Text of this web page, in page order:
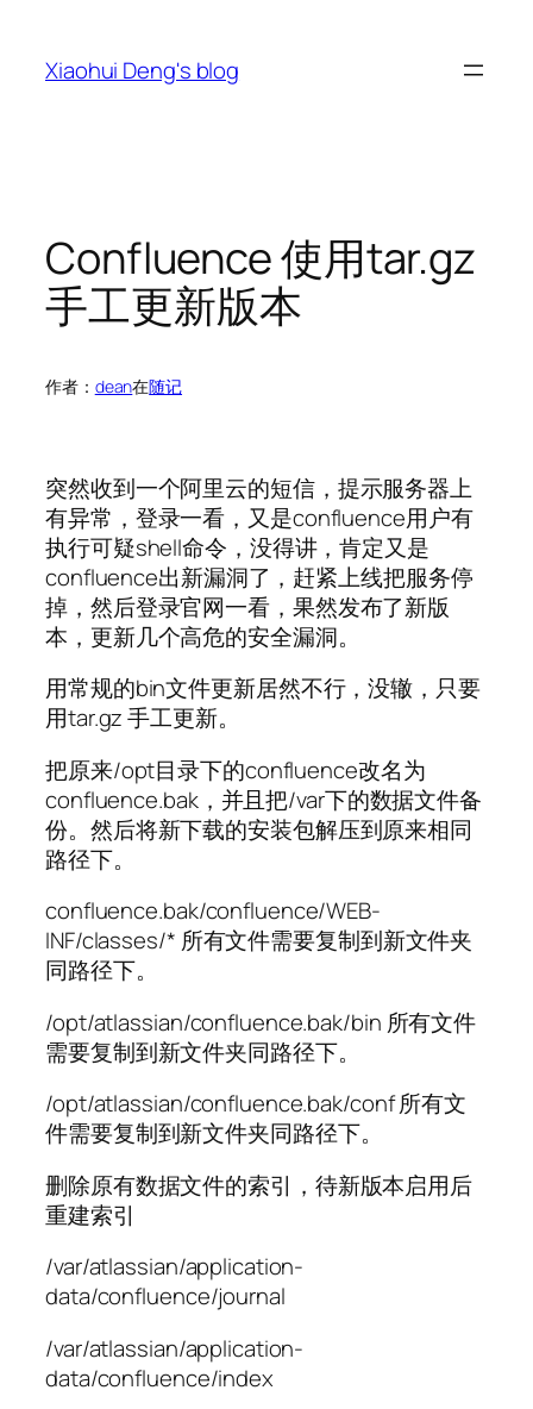
Xiaohui Deng's blog
Confluence 使用tar.gz
手工更新版本
作者： dean在随记
突然收到一个阿里云的短信，提示服务器上
有异常，登录一看，又是confluence用户有
执行可疑shell命令，没得讲，肯定又是
confluence出新漏洞了，赶紧上线把服务停
掉，然后登录官网一看，果然发布了新版
本，更新几个高危的安全漏洞。
用常规的bin文件更新居然不行，没辙，只要
用tar.gz 手工更新。
把原来/opt目录下的confluence改名为
confluence.bak，并且把/var下的数据文件备
份。然后将新下载的安装包解压到原来相同
路径下。
confluence.bak/confluence/WEB-
INF/classes/* 所有文件需要复制到新文件夹
同路径下。
/opt/atlassian/confluence.bak/bin 所有文件
需要复制到新文件夹同路径下。
/opt/atlassian/confluence.bak/conf 所有文
件需要复制到新文件夹同路径下。
删除原有数据文件的索引，待新版本启用后
重建索引
/var/atlassian/application-
data/confluence/journal
/var/atlassian/application-
data/confluence/index